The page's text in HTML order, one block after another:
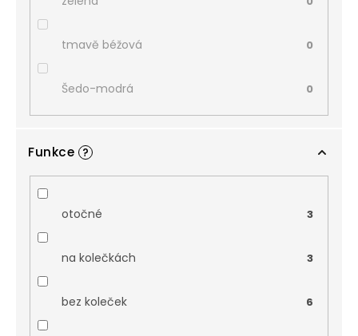
tmavě béžová 0
Šedo-modrá 0
Funkce ?
otočné 3
na kolečkách 3
bez koleček 6